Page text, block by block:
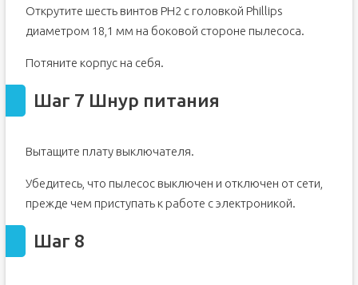
Открутите шесть винтов PH2 с головкой Phillips
диаметром 18,1 мм на боковой стороне пылесоса.
Потяните корпус на себя.
Шаг 7 Шнур питания
Вытащите плату выключателя.
Убедитесь, что пылесос выключен и отключен от сети,
прежде чем приступать к работе с электроникой.
Шаг 8